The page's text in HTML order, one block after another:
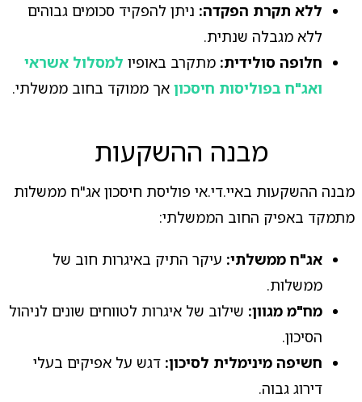
ללא תקרת הפקדה: ניתן להפקיד סכומים גבוהים
ללא מגבלה שנתית.
חלופה סולידית: מתקרב באופיו למסלול אשראי
ואג"ח בפוליסות חיסכוןאך ממוקד בחוב ממשלתי.
מבנה ההשקעות
מבנה ההשקעות באיי.די.אי פוליסת חיסכון אג"ח ממשלות
מתמקד באפיק החוב הממשלתי:
אג"ח ממשלתי: עיקר התיק באיגרות חוב של
ממשלות.
מח"מ מגוון: שילוב של איגרות לטווחים שונים לניהול
הסיכון.
חשיפה מינימלית לסיכון: דגש על אפיקים בעלי
דירוג גבוה.